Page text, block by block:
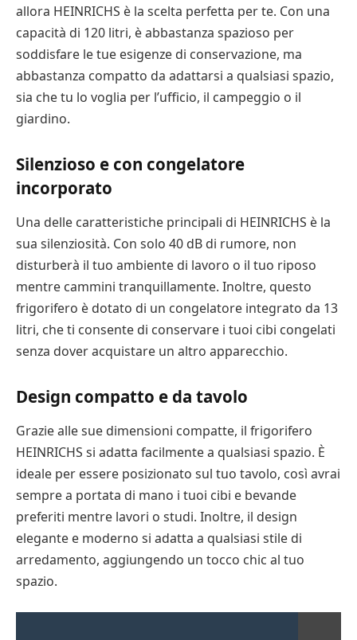
allora HEINRICHS è la scelta perfetta per te. Con una
capacità di 120 litri, è abbastanza spazioso per
soddisfare le tue esigenze di conservazione, ma
abbastanza compatto da adattarsi a qualsiasi spazio,
sia che tu lo voglia per l’ufficio, il campeggio o il
giardino.
Silenzioso e con congelatore
incorporato
Una delle caratteristiche principali di HEINRICHS è la
sua silenziosità. Con solo 40 dB di rumore, non
disturberà il tuo ambiente di lavoro o il tuo riposo
mentre cammini tranquillamente. Inoltre, questo
frigorifero è dotato di un congelatore integrato da 13
litri, che ti consente di conservare i tuoi cibi congelati
senza dover acquistare un altro apparecchio.
Design compatto e da tavolo
Grazie alle sue dimensioni compatte, il frigorifero
HEINRICHS si adatta facilmente a qualsiasi spazio. È
ideale per essere posizionato sul tuo tavolo, così avrai
sempre a portata di mano i tuoi cibi e bevande
preferiti mentre lavori o studi. Inoltre, il design
elegante e moderno si adatta a qualsiasi stile di
arredamento, aggiungendo un tocco chic al tuo
spazio.